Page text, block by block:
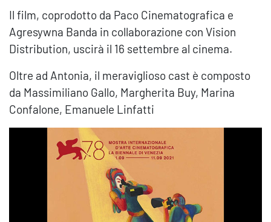
Il film, coprodotto da Paco Cinematografica e
Agresywna Banda in collaborazione con Vision
Distribution, uscirà il 16 settembre al cinema.
Oltre ad Antonia, il meraviglioso cast è composto
da Massimiliano Gallo, Margherita Buy, Marina
Confalone, Emanuele Linfatti